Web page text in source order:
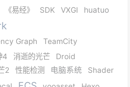
《易经》 SDK VXGI huatuo
Graph TeamCity
4 消逝的光芒
Droid
2 性能检测 电脑系统
Shader